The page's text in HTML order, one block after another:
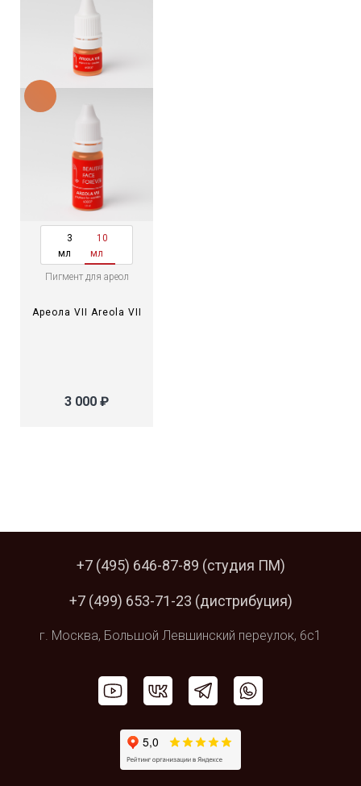
3
мл
10
мл
Пигмент для ареол
Ареола VII Areola VII
3 000 ₽
+7 (495) 646-87-89 (студия ПМ)
+7 (499) 653-71-23 (дистрибуция)
г. Москва, Большой Левшинский переулок, 6с1